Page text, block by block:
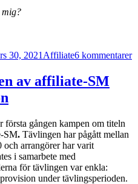
mig?
30, 2021 Affiliate6 kommentarer
av affiliate-SM
gången kampen om titeln
SM. Tävlingen har pågått mellan
och arrangörer har varit
i samarbete med
för tävlingen var enkla:
under tävlingsperioden.